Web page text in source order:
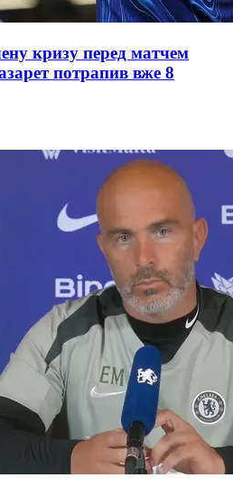
кризу перед матчем
потрапив вже 8